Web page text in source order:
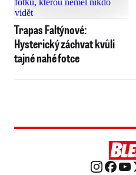
Trapas Faltýnové:
Hysterický záchvat kvůli
tajné nahé fotce